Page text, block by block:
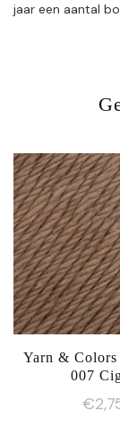
jaar een aantal
Yarn & Colors
007
€